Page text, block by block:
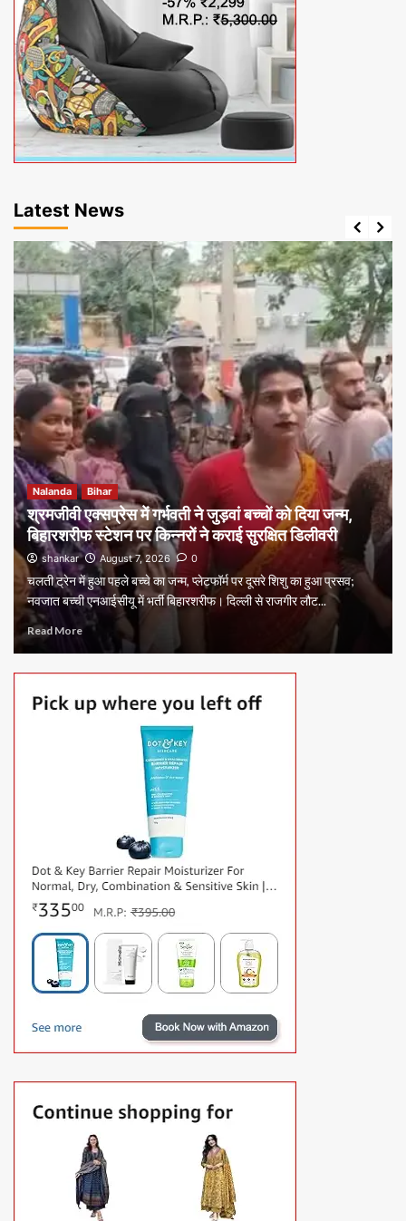
Latest News
Nalanda Bihar
श्रमजीवी एक्सप्रेस में गर्भवती ने जुड़वां बच्चों को दिया जन्म,
बिहारशरीफ स्टेशन पर किन्नरों ने कराई सुरक्षित डिलीवरी
shankar August 7, 2026 0
चलती ट्रेन में हुआ पहले बच्चे का जन्म, प्लेटफॉर्म पर दूसरे शिशु का हुआ प्रसव;
नवजात बच्ची एनआईसीयू में भर्ती बिहारशरीफ। दिल्ली से राजगीर लौट...
Read More